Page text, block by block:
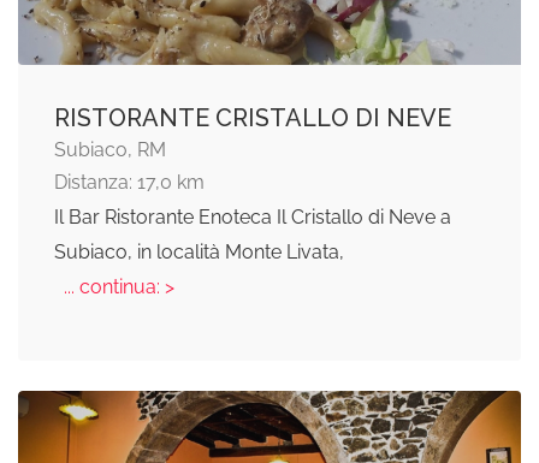
RISTORANTE CRISTALLO DI NEVE
Subiaco, RM
Distanza: 17,0 km
Il Bar Ristorante Enoteca Il Cristallo di Neve a
Subiaco, in località Monte Livata,
... continua: >